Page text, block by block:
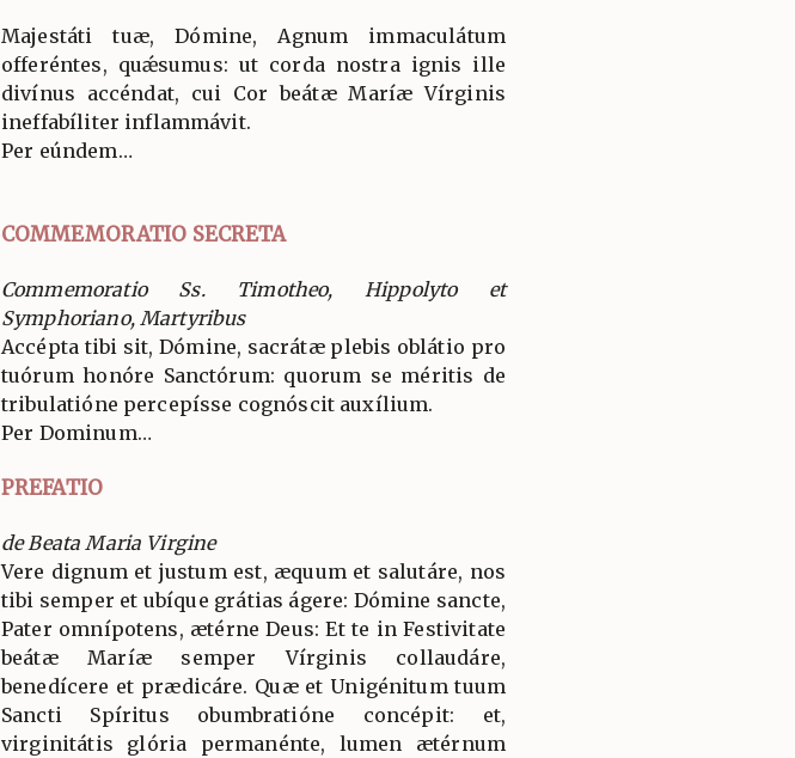
Majestáti tuæ, Dómine, Agnum immaculátum
offeréntes, quǽsumus: ut corda nostra ignis ille
divínus accéndat, cui Cor beátæ Maríæ Vírginis
ineffabíliter inflammávit.
Per eúndem…
COMMEMORATIO SECRETA
Commemoratio Ss. Timotheo, Hippolyto et
Symphoriano, Martyribus
Accépta tibi sit, Dómine, sacrátæ plebis oblátio pro
tuórum honóre Sanctórum: quorum se méritis de
tribulatióne percepísse cognóscit auxílium.
Per Dominum…
PREFATIO
de Beata Maria Virgine
Vere dignum et justum est, æquum et salutáre, nos
tibi semper et ubíque grátias ágere: Dómine sancte,
Pater omnípotens, ætérne Deus: Et te in Festivitate
beátæ Maríæ semper Vírginis collaudáre,
benedícere et prædicáre. Quæ et Unigénitum tuum
Sancti Spíritus obumbratióne concépit: et,
virginitátis glória permanénte, lumen ætérnum